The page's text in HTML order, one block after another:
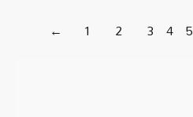
← 1 2 3 4 5